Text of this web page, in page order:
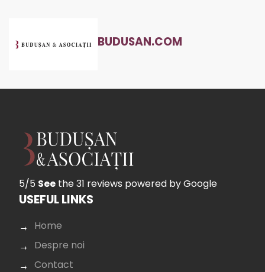
BUDUSAN.COM
5/5 See the 31 reviews powered by Google
USEFUL LINKS
Home
Despre noi
Contact